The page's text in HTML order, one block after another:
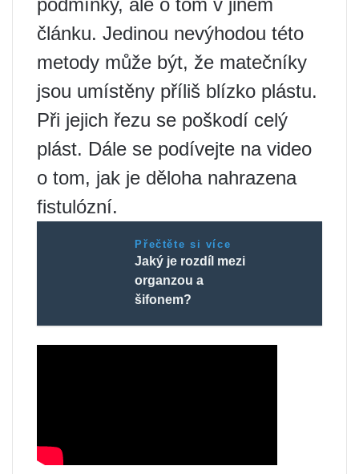
článku. Jedinou nevýhodou této
metody může být, že matečníky
jsou umístěny příliš blízko plástu.
Při jejich řezu se poškodí celý
plást. Dále se podívejte na video
o tom, jak je děloha nahrazena
fistulózní.
Přečtěte si více
Jaký je rozdíl mezi
organzou a
šifonem?